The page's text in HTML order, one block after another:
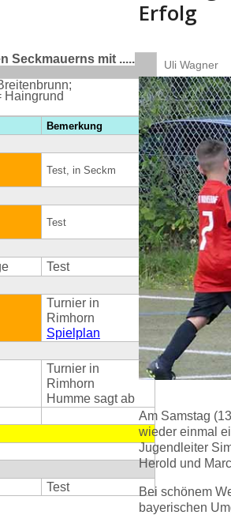
Seckmauerns mit .....
Haingrund
Bemerkung
Test, in Seckm
Test
Test
Turnier in
Rimhorn
Spielplan
Turnier in
Rimhorn
Humme sagt ab
Test
Erfolg
Uli Wagner
Am Samstag
wieder einmal
Jugendleiter
Herold und
Bei schönem
bayerischen